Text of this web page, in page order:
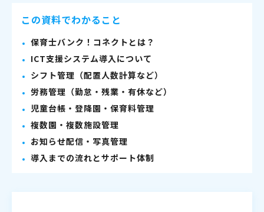
この資料でわかること
保育士バンク！コネクトとは？
ICT支援システム導入について
シフト管理（配置人数計算など）
労務管理（勤怠・残業・有休など）
児童台帳・登降園・保育料管理
複数園・複数施設管理
お知らせ配信・写真管理
導入までの流れとサポート体制